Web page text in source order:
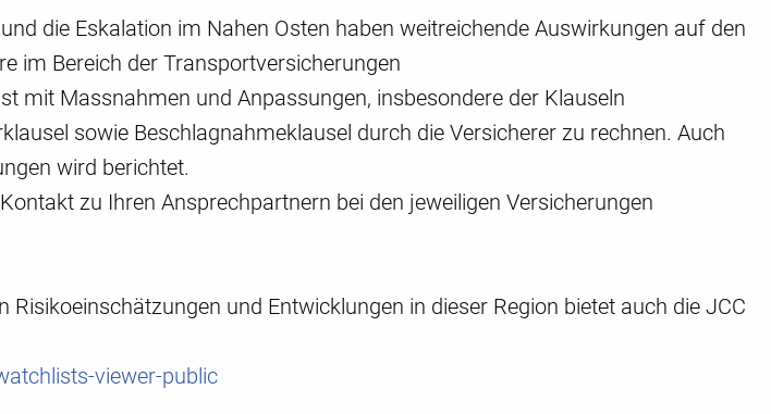
die Eskalation im Nahen Osten haben weitreichende Auswirkungen auf den
im Bereich der Transportversicherungen
mit Massnahmen und Anpassungen, insbesondere der Klauseln
sowie Beschlagnahmeklausel durch die Versicherer zu rechnen. Auch
wird berichtet.
zu Ihren Ansprechpartnern bei den jeweiligen Versicherungen
Risikoeinschätzungen und Entwicklungen in dieser Region bietet auch die JCC
viewer-public